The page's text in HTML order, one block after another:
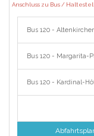
Anschluss zu Bus /
Bus 120 -
Bus 120 - Margarita-
Bus 120 - Kardinal-